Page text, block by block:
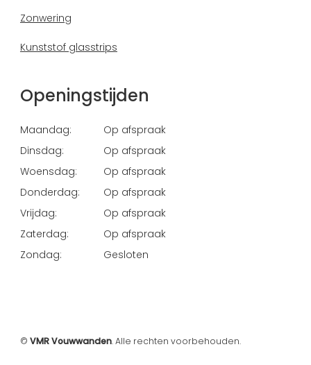
Zonwering
Kunststof glasstrips
Openingstijden
Maandag:
Op afspraak
Dinsdag:
Op afspraak
Woensdag:
Op afspraak
Donderdag:
Op afspraak
Vrijdag:
Op afspraak
Zaterdag:
Op afspraak
Zondag:
Gesloten
© VMR Vouwwanden. Alle rechten voorbehouden.